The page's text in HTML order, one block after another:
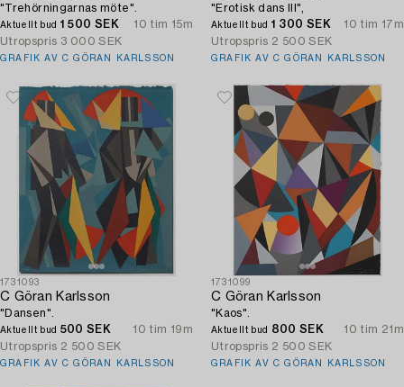
"Trehörningarnas möte".
Aktuellt bud 1 500 SEK
10 tim 15m
Utropspris 3 000 SEK
GRAFIK AV C GÖRAN KARLSSON
"Erotisk dans III",
Aktuellt bud 1 300 SEK
10 tim 17m
Utropspris 2 500 SEK
GRAFIK AV C GÖRAN KARLSSON
1731093
C Göran Karlsson
"Dansen".
Aktuellt bud 500 SEK
10 tim 19m
Utropspris 2 500 SEK
GRAFIK AV C GÖRAN KARLSSON
1731099
C Göran Karlsson
"Kaos".
Aktuellt bud 800 SEK
10 tim 21m
Utropspris 2 500 SEK
GRAFIK AV C GÖRAN KARLSSON